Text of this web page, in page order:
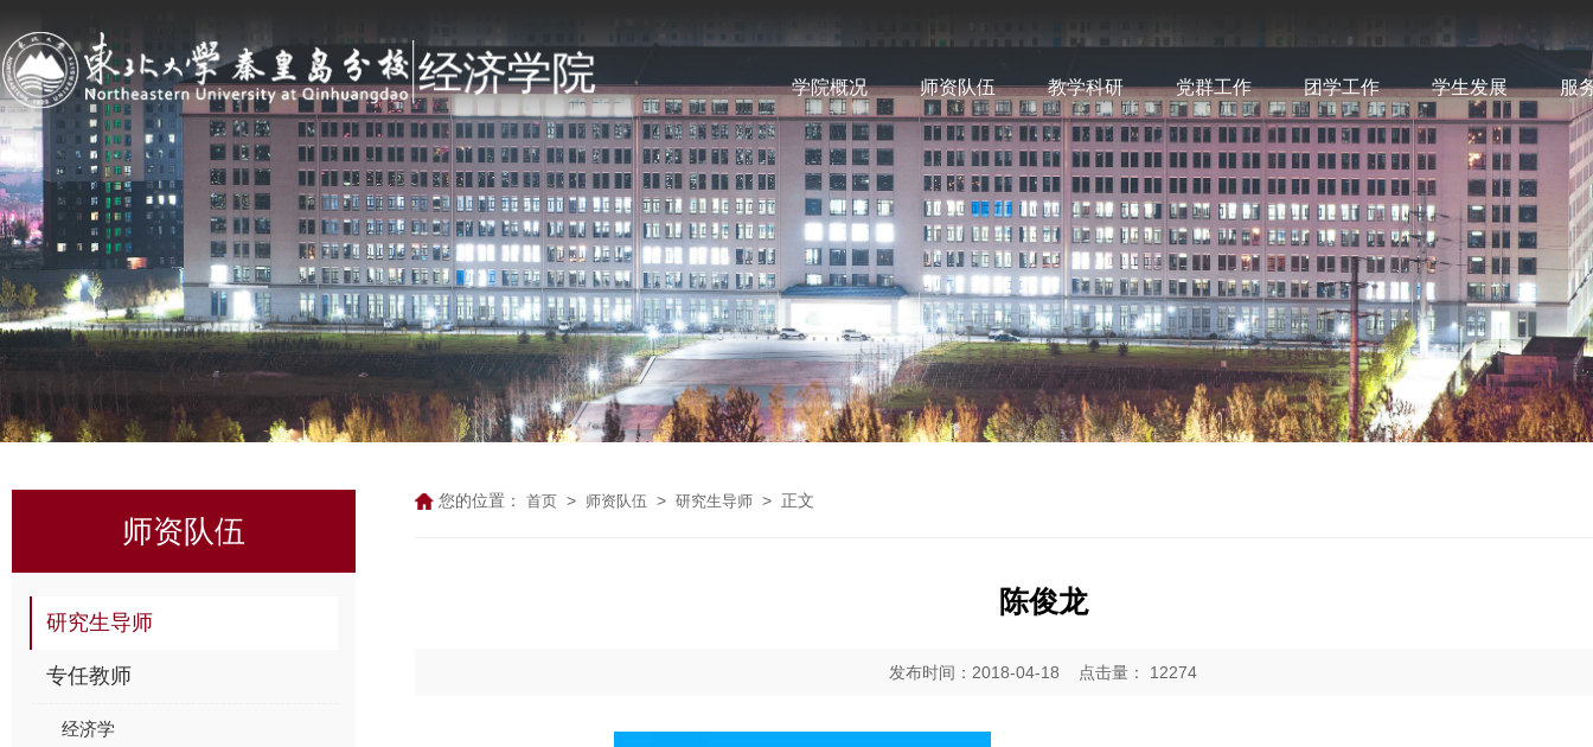
学院概况 师资队伍 教学科研 党群工作 团学工作 学生发展 服
师资队伍
研究生导师
专任教师
经济学
您的位置： 首页 > 师资队伍 > 研究生导师 > 正文
陈俊龙
发布时间：2018-04-18 点击量： 12274